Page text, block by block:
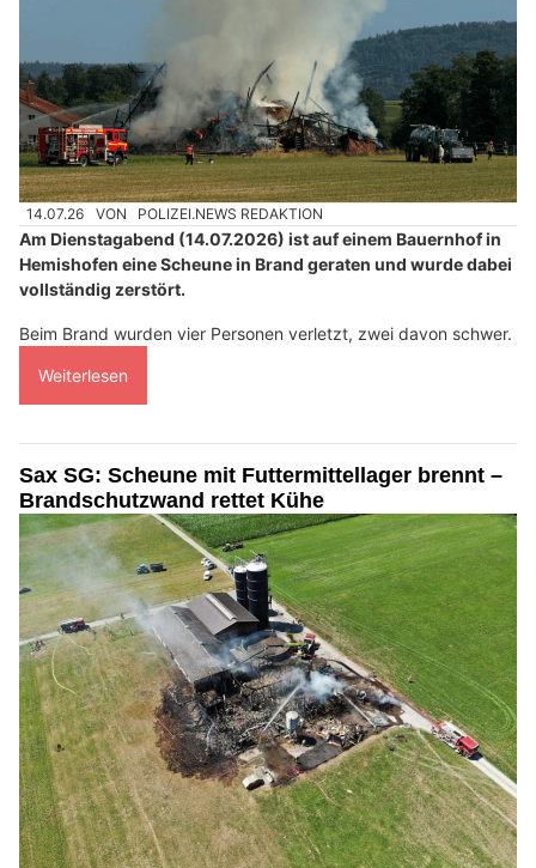
14.07.26 VON POLIZEI.NEWS REDAKTION
Am Dienstagabend (14.07.2026) ist auf einem Bauernhof in
Hemishofen eine Scheune in Brand geraten und wurde dabei
vollständig zerstört.
Beim Brand wurden vier Personen verletzt, zwei davon schwer.
Weiterlesen
Sax SG: Scheune mit Futtermittellager brennt –
Brandschutzwand rettet Kühe